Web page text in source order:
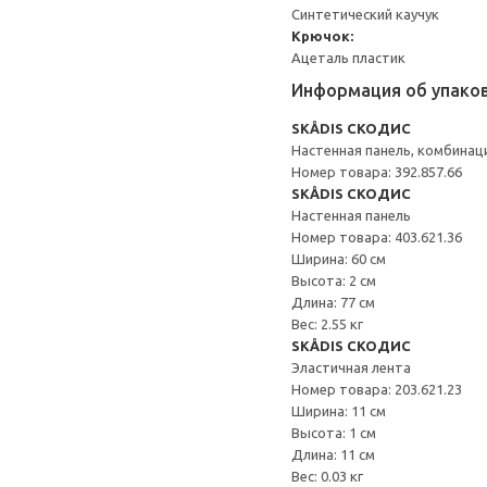
Синтетический каучук
Крючок:
Ацеталь пластик
Информация об
SKÅDIS СКОДИС
Настенная панель,
Номер товара: 392.857.66
SKÅDIS СКОДИС
Настенная панель
Номер товара: 403.621.36
Ширина: 60 см
Высота: 2 см
Длина: 77 см
Вес: 2.55 кг
SKÅDIS СКОДИС
Эластичная лента
Номер товара: 203.621.23
Ширина: 11 см
Высота: 1 см
Длина: 11 см
Вес: 0.03 кг